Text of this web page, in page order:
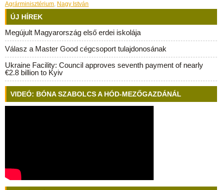
Agrárminisztérium, Nagy István
ÚJ HÍREK
Megújult Magyarország első erdei iskolája
Válasz a Master Good cégcsoport tulajdonosának
Ukraine Facility: Council approves seventh payment of nearly
€2.8 billion to Kyiv
VIDEÓ: BÓNA SZABOLCS A HÓD-MEZŐGAZDÁNÁL